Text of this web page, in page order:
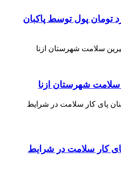
تومان پول توسط پاکبان
سلامت شهرستان ازنا
کار سلامت در شرایط